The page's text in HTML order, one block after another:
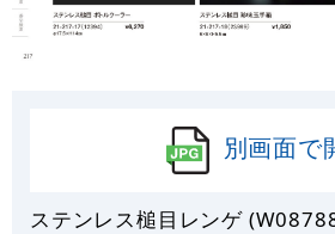
別画面で
ステンレス槌目レンゲ